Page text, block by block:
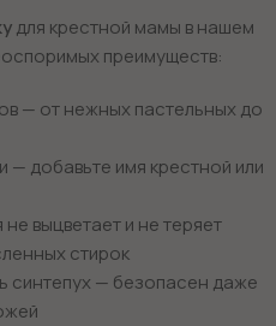
для крестной мамы в нашем
преимуществ:
— от нежных пастельных до
добавьте имя крестной или
выцветает и не теряет
стирок
синтепух — безопасен даже